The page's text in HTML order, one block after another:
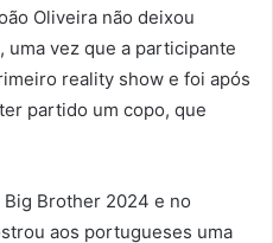
Oliveira não deixou
uma vez que a participante
reality show e foi após
partido um copo, que
Brother 2024 e no
aos portugueses uma